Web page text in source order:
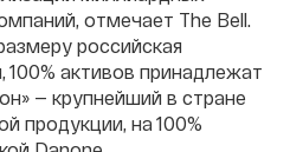
отмечает The Bell.
российская
100% активов принадлежат
— крупнейший в стране
продукции, на 100%